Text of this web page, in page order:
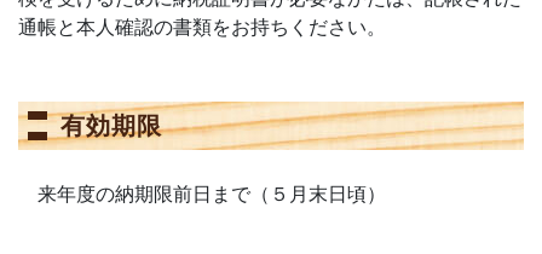
通帳と本人確認の書類をお持ちください。
有効期限
来年度の納期限前日まで（５月末日頃）